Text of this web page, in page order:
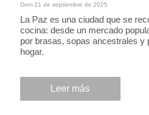
Dom 21 de septiembre de 2025
La Paz es una ciudad que se
cocina: desde un mercado
por brasas, sopas ancestrales y
hogar.
Leer más